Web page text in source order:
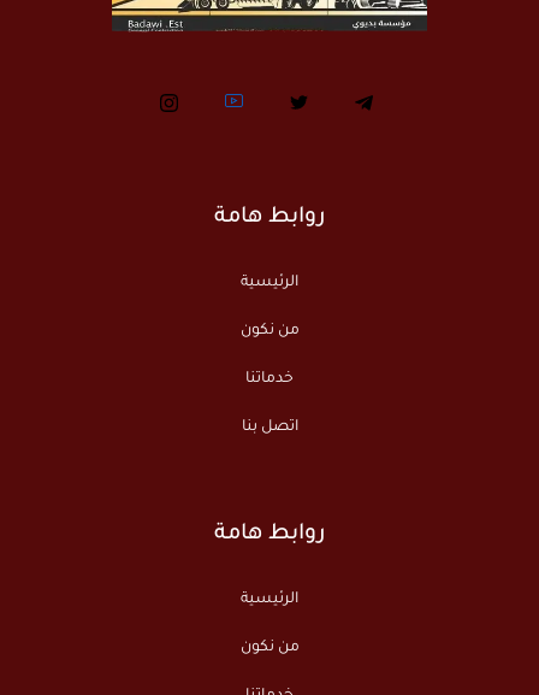
روابط هامة
الرئيسية
من نكون
خدماتنا
اتصل بنا
روابط هامة
الرئيسية
من نكون